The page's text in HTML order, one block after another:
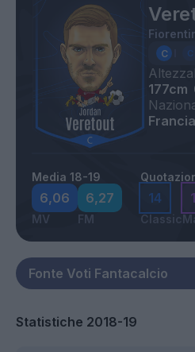
Altezza
177cm
Francia
Media 18-19
6,06
MV
6,27
FM
14
Classic
Statistiche 2018-19